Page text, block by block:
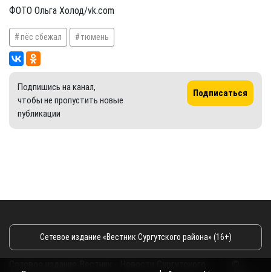
ФОТО Ольга Холод/vk.com
пёс сбежал тюмень
Подпишись на канал,
чтобы не пропустить новые
публикации
Подписаться
Сетевое издание «Вестник Сургутского района» (16+)